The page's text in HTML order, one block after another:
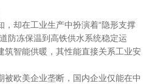
，却在工业生产中扮演着“隐形支撑
防冻保温到高铁供水系统稳定运
筑智能供暖，其性能直接关系工业安
被欧美企业垄断，国内企业仅能在中